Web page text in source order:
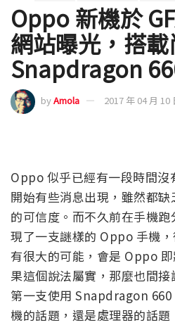
Oppo 新機於
網站曝光，搭
Snapdragon
byAmola 2017 年 04 月 10
Oppo 似乎已經有一段時間沒
開始有些消息出現，雖然都
的可信度。而不久前在手機
現了一支謎樣的 Oppo 手機
有很大的可能，會是 Oppo
果這個說法屬實，那麼也間
第一支使用 Snapdragon
機的話題，還是處理器的話